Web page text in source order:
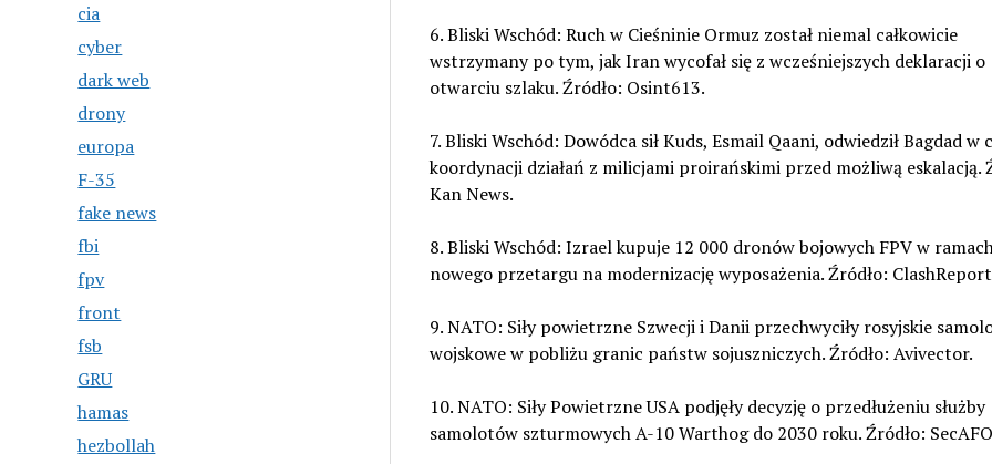
cia
cyber
dark web
drony
europa
F-35
fake news
fbi
fpv
front
fsb
GRU
hamas
hezbollah
6. Bliski Wschód: Ruch w Cieśninie Ormuz został niemal całkowicie
wstrzymany po tym, jak Iran wycofał się z wcześniejszych deklaracji o
otwarciu szlaku. Źródło: Osint613.
7. Bliski Wschód: Dowódca sił Kuds, Esmail Qaani, odwiedził Bagdad w
koordynacji działań z milicjami proirańskimi przed możliwą eskalacją.
Kan News.
8. Bliski Wschód: Izrael kupuje 12 000 dronów bojowych FPV w
nowego przetargu na modernizację wyposażenia. Źródło:
9. NATO: Siły powietrzne Szwecji i Danii przechwyciły rosyjskie
wojskowe w pobliżu granic państw sojuszniczych. Źródło: Avivector.
10. NATO: Siły Powietrzne USA podjęły decyzję o przedłużeniu służby
samolotów szturmowych A-10 Warthog do 2030 roku. Źródło: